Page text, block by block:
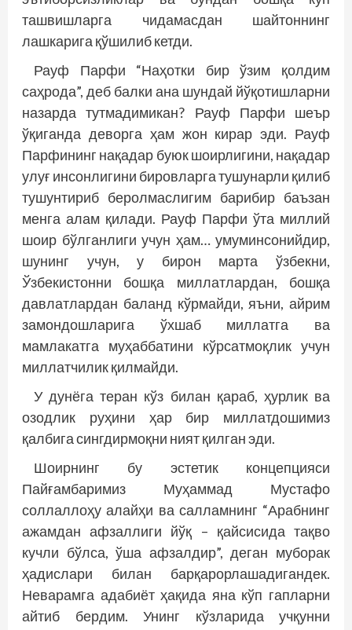
ташвишларга чидамасдан шайтоннинг
лашкарига қўшилиб кетди.
Рауф Парфи “Наҳотки бир ўзим қолдим
саҳрода”, деб балки ана шундай йўқотишларни
назарда тутмадимикан? Рауф Парфи шеър
ўқиганда деворга ҳам жон кирар эди. Рауф
Парфининг нақадар буюк шоирлигини, нақадар
улуғ инсонлигини бировларга тушунарли қилиб
тушунтириб беролмаслигим барибир баъзан
менга алам қилади. Рауф Парфи ўта миллий
шоир бўлганлиги учун ҳам… умуминсонийдир,
шунинг учун, у бирон марта ўзбекни,
Ўзбекистонни бошқа миллатлардан, бошқа
давлатлардан баланд кўрмайди, яъни, айрим
замондошларига ўхшаб миллатга ва
мамлакатга муҳаббатини кўрсатмоқлик учун
миллатчилик қилмайди.
У дунёга теран кўз билан қараб, ҳурлик ва
озодлик руҳини ҳар бир миллатдошимиз
қалбига сингдирмоқни ният қилган эди.
Шоирнинг бу эстетик концепцияси
Пайғамбаримиз Муҳаммад Мустафо
соллаллоҳу алайҳи ва салламнинг “Арабнинг
ажамдан афзаллиги йўқ – қайсисида тақво
кучли бўлса, ўша афзалдир”, деган муборак
ҳадислари билан барқарорлашадигандек.
Неварамга адабиёт ҳақида яна кўп гапларни
айтиб бердим. Унинг кўзларида учқунни